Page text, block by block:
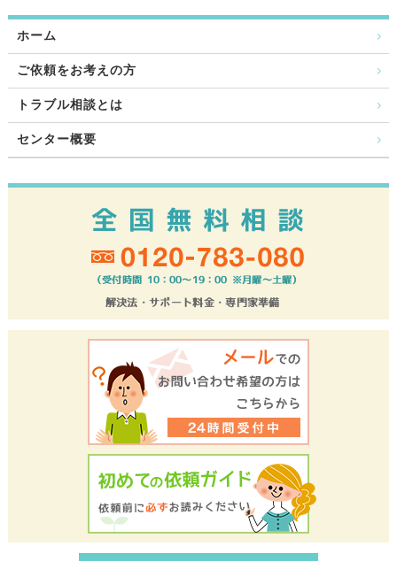
ホーム
ご依頼をお考えの方
トラブル相談とは
センター概要